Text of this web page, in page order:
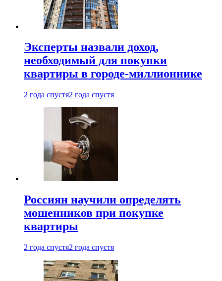
Эксперты назвали доход,
необходимый для покупки
квартиры в городе-миллионнике
2 года спустя2 года спустя
Россиян научили определять
мошенников при покупке
квартиры
2 года спустя2 года спустя